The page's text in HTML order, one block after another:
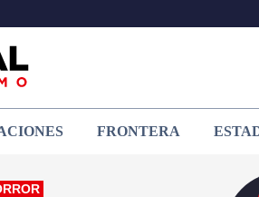
FRONTERA